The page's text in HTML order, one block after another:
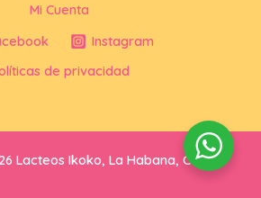
Mi Cuenta
Instagram
de privacidad
Lacteos Ikoko, La Habana, Cuba